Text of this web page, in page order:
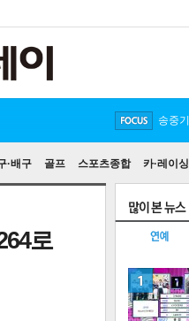
·배구 골프 스포츠종합 카·레이싱
방탄소년단
손흥민
유아인
로